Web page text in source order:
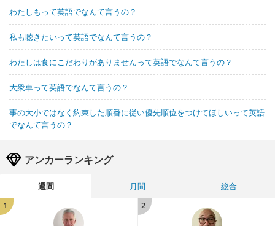
わたしもって英語でなんて言うの？
私も聴きたいって英語でなんて言うの？
わたしは食にこだわりがありませんって英語でなんて言うの？
大衆車って英語でなんて言うの？
事の大小ではなく約束した順番に従い優先順位をつけてほしいって英語
でなんて言うの？
アンカーランキング
週間 月間
総合
1
2